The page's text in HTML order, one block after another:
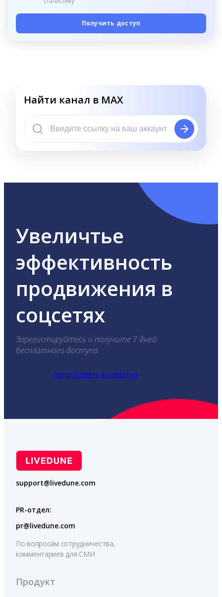
Получить доступ
Найти канал в MAX
Увеличтье
эффективность
продвижения в
соцсетях
Зарегистируйтесь и получите 7 дней
бесплатного доступа.
Попробовать бесплатно
support@livedune.com
PR-отдел:
pr@livedune.com
По вопросам сотрудничества,
комментариев для СМИ
Продукт